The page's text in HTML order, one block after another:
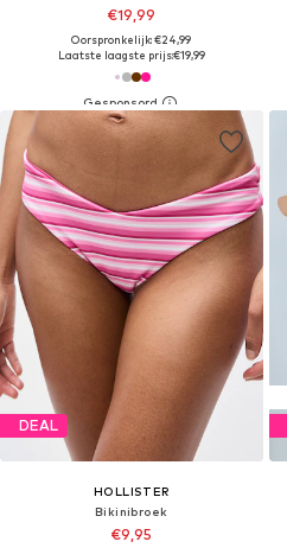
€19,99
Oorspronkelijk: €24,99
Laatste laagste prijs:€19,99
DEAL
HOLLISTER
Bikinibroek
€9,95